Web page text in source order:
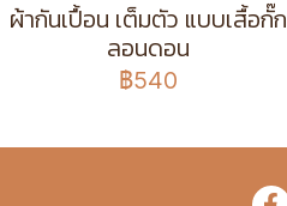
ผ้ากันเปื้อน เต็มตัว แบบเสื้อกั๊ก
ลอนดอน
฿540